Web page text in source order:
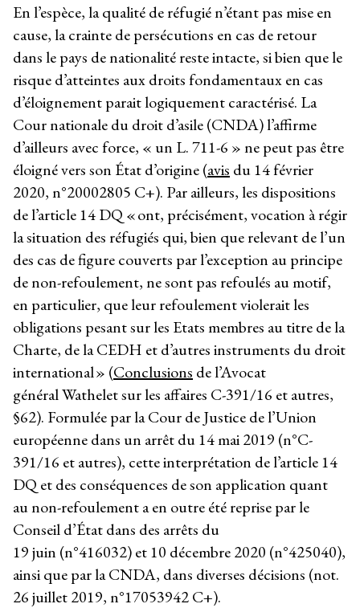
En l’espèce, la qualité de réfugié n’étant pas mise en
cause, la crainte de persécutions en cas de retour
dans le pays de nationalité reste intacte, si bien que le
risque d’atteintes aux droits fondamentaux en cas
d’éloignement parait logiquement caractérisé. La
Cour nationale du droit d’asile (CNDA) l’affirme
d’ailleurs avec force, « un L. 711-6 » ne peut pas être
éloigné vers son État d’origine (avis du 14 février
2020, n°20002805 C+). Par ailleurs, les dispositions
de l’article 14 DQ « ont, précisément, vocation à régir
la situation des réfugiés qui, bien que relevant de l’un
des cas de figure couverts par l’exception au principe
de non-refoulement, ne sont pas refoulés au motif,
en particulier, que leur refoulement violerait les
obligations pesant sur les Etats membres au titre de la
Charte, de la CEDH et d’autres instruments du droit
international » (Conclusions de l’Avocat
général Wathelet sur les affaires C-391/16 et autres,
§62). Formulée par la Cour de Justice de l’Union
européenne dans un arrêt du 14 mai 2019 (n°C-
391/16 et autres), cette interprétation de l’article 14
DQ et des conséquences de son application quant
au non-refoulement a en outre été reprise par le
Conseil d’État dans des arrêts du
19 juin (n°416032) et 10 décembre 2020 (n°425040),
ainsi que par la CNDA, dans diverses décisions (not.
26 juillet 2019, n°17053942 C+).